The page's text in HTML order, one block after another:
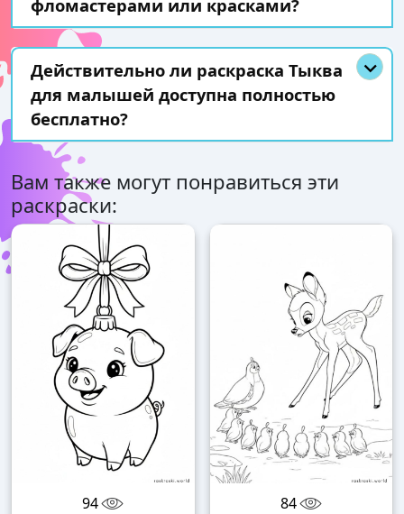
фломастерами или красками?
Действительно ли раскраска Тыква
для малышей доступна полностью
бесплатно?
Вам также могут понравиться эти
раскраски:
94
84